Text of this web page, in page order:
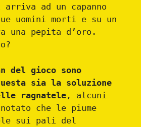
ad un capanno
uomini morti e su un
una pepita d’oro.
del gioco sono
sia la soluzione
ragnatele , alcuni
che le piume
sui pali del